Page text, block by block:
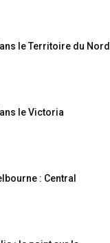
le Territoire du Nord
le Victoria
: Central